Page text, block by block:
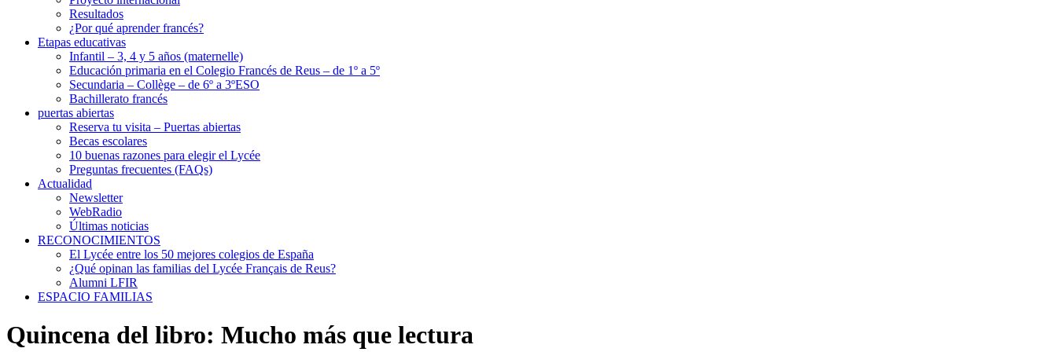
Resultados
¿Por qué aprender francés?
Etapas educativas
Infantil – 3, 4 y 5 años (maternelle)
Educación primaria en el Colegio Francés de Reus – de 1º a 5º
Secundaria – Collège – de 6º a 3ºESO
Bachillerato francés
puertas abiertas
Reserva tu visita – Puertas abiertas
Becas escolares
10 buenas razones para elegir el Lycée
Preguntas frecuentes (FAQs)
Actualidad
Newsletter
WebRadio
Últimas noticias
RECONOCIMIENTOS
El Lycée entre los 50 mejores colegios de España
¿Qué opinan las familias del Lycée Français de Reus?
Alumni LFIR
ESPACIO FAMILIAS
Quincena del libro: Mucho más que lectura